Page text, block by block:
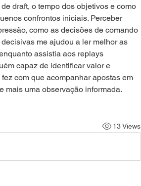
draft, o tempo dos objetivos e como
confrontos iniciais. Perceber
como as decisões de comando
me ajudou a ler melhor as
assistia aos replays
capaz de identificar valor e
com que acompanhar apostas em
mais uma observação informada.
13 Views